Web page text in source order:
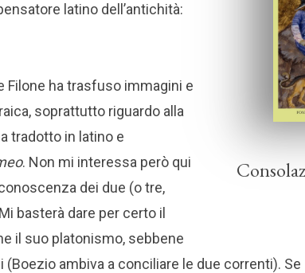
latino dell’antichità:
Filone ha trasfuso immagini e
soprattutto riguardo alla
tradotto in latino e
. Non mi interessa però qui
dei due (o tre,
basterà dare per certo il
il suo platonismo, sebbene
ambiva a conciliare le due correnti).